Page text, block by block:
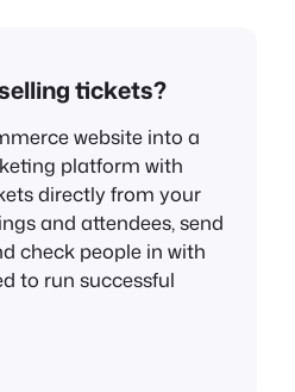
tickets?
website into a
platform with
directly from your
and attendees, send
check people in with
to run successful